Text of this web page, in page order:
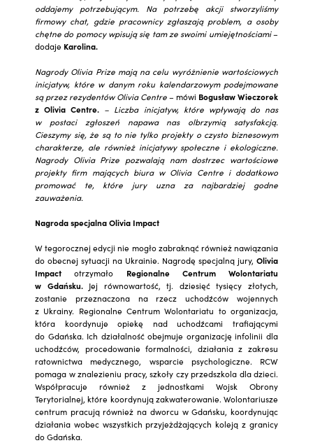
oddajemy potrzebującym. Na potrzebę akcji stworzyliśmy
firmowy chat, gdzie pracownicy zgłaszają problem, a osoby
chętne do pomocy wpisują się tam ze swoimi umiejętnościami–
dodaje Karolina.
Nagrody Olivia Prize mają na celu wyróżnienie wartościowych
inicjatyw, które w danym roku kalendarzowym podejmowane
są przez rezydentów Olivia Centre– mówi Bogusław Wieczorek
z Olivia Centre. – Liczba inicjatyw, które wpływają do nas
w postaci zgłoszeń napawa nas olbrzymią satysfakcją.
Cieszymy się, że są to nie tylko projekty o czysto biznesowym
charakterze, ale również inicjatywy społeczne i ekologiczne.
Nagrody Olivia Prize pozwalają nam dostrzec wartościowe
projekty firm mających biura w Olivia Centre i dodatkowo
promować te, które jury uzna za najbardziej godne
zauważenia.
Nagroda specjalna Olivia Impact
W tegorocznej edycji nie mogło zabraknąć również nawiązania
do obecnej sytuacji na Ukrainie. Nagrodę specjalną jury, Olivia
Impact otrzymało Regionalne Centrum Wolontariatu
w Gdańsku. Jej równowartość, tj. dziesięć tysięcy złotych,
zostanie przeznaczona na rzecz uchodźców wojennych
z Ukrainy. Regionalne Centrum Wolontariatu to organizacja,
która koordynuje opiekę nad uchodźcami trafiającymi
do Gdańska. Ich działalność obejmuje organizację infolinii dla
uchodźców, procedowanie formalności, działania z zakresu
ratownictwa medycznego, wsparcie psychologiczne. RCW
pomaga w znalezieniu pracy, szkoły czy przedszkola dla dzieci.
Współpracuje również z jednostkami Wojsk Obrony
Terytorialnej, które koordynują zakwaterowanie. Wolontariusze
centrum pracują również na dworcu w Gdańsku, koordynując
działania wobec wszystkich przyjeżdżających koleją z granicy
do Gdańska.